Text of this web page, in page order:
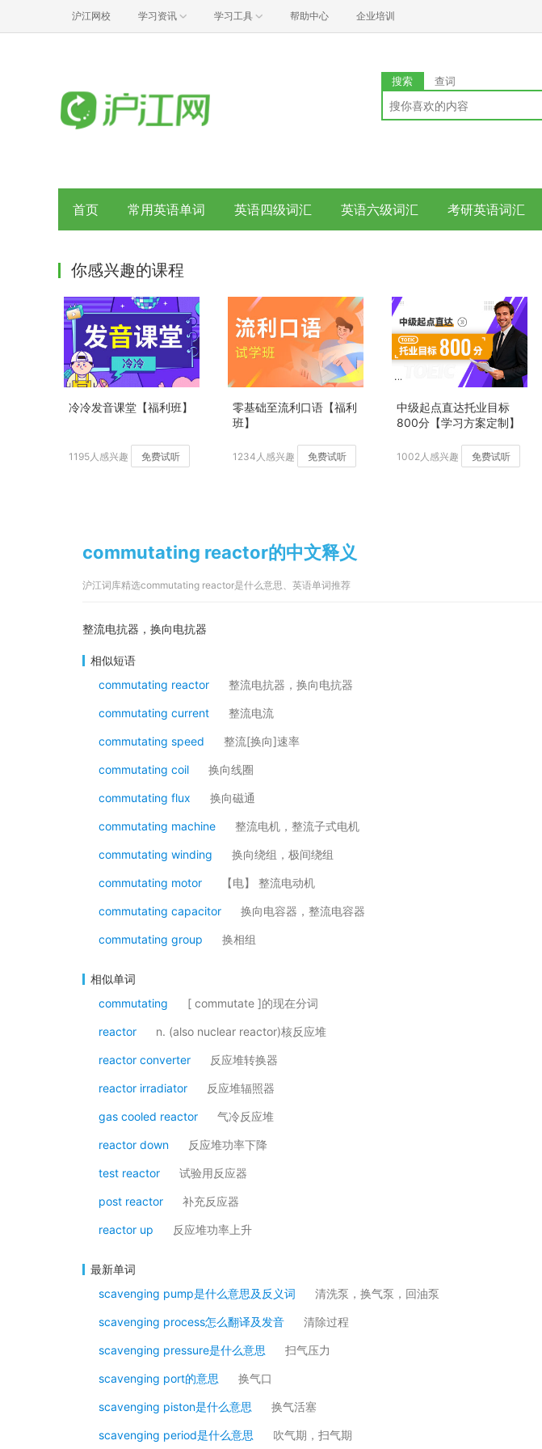
沪江网校 学习资讯 学习工具 帮助中心 企业培训
搜索 查词
首页 常用英语单词 英语四级词汇 英语六级词汇 考研英语词汇
你感兴趣的课程
冷冷发音课堂【福利班】
1195人感兴趣 免费试听
零基础至流利口语【福利
班】
1234人感兴趣 免费试听
中级起点直达托业目标
800分【学习方案定制】
1002人感兴趣 免费试听
commutating reactor的中文释义
沪江词库精选commutating reactor是什么意思、英语单词推荐
整流电抗器，换向电抗器
相似短语
commutating reactor
整流电抗器，换向电抗器
commutating current 整流电流
commutating speed 整流[换向]速率
commutating coil 换向线圈
commutating flux 换向磁通
commutating machine 整流电机，整流子式电机
commutating winding 换向绕组，极间绕组
commutating motor 【电】 整流电动机
commutating capacitor 换向电容器，整流电容器
commutating group 换相组
相似单词
commutating
[ commutate ]的现在分词
reactor n. (also nuclear reactor)核反应堆
reactor converter 反应堆转换器
reactor irradiator 反应堆辐照器
gas cooled reactor 气冷反应堆
reactor down 反应堆功率下降
test reactor 试验用反应器
post reactor 补充反应器
reactor up 反应堆功率上升
最新单词
scavenging pump是什么意思及反义词
清洗泵，换气泵，回油泵
scavenging process怎么翻译及发音 清除过程
scavenging pressure是什么意思 扫气压力
scavenging port的意思 换气口
scavenging piston是什么意思 换气活塞
scavenging period是什么意思 吹气期，扫气期